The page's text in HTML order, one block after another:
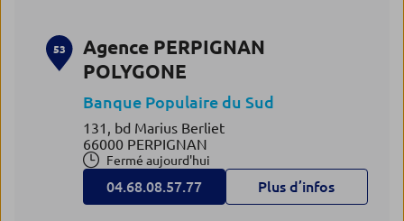
53
Agence PERPIGNAN
POLYGONE
Banque Populaire du Sud
131, bd Marius Berliet
66000 PERPIGNAN
Fermé aujourd'hui
04.68.08.57.77 Plus d’infos